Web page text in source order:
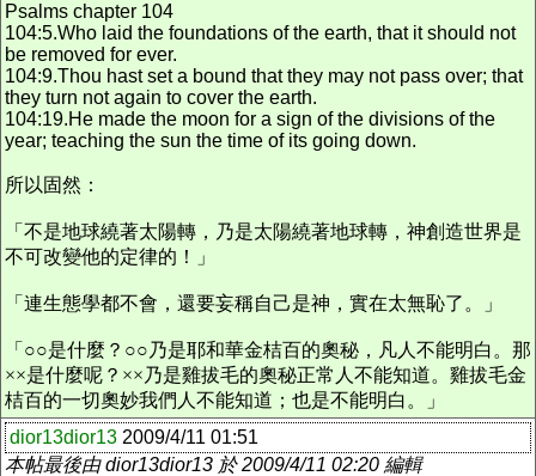
Psalms chapter 104
104:5.Who laid the foundations of the earth, that it should not
be removed for ever.
104:9.Thou hast set a bound that they may not pass over; that
they turn not again to cover the earth.
104:19.He made the moon for a sign of the divisions of the
year; teaching the sun the time of its going down.
所以固然：
「不是地球繞著太陽轉，乃是太陽繞著地球轉，神創造世界是
不可改變他的定律的！」
「連生態學都不會，還要妄稱自己是神，實在太無恥了。」
「○○是什麼？○○乃是耶和華金桔百的奧秘，凡人不能明白。那
××是什麼呢？ ××乃是雞拔毛的奧秘正常人不能知道。雞拔毛金
桔百的一切奧妙我們人不能知道；也是不能明白。」
dior13dior13 2009/4/11 01:51
本帖最後由 dior13dior13 於 2009/4/11 02:20 編輯